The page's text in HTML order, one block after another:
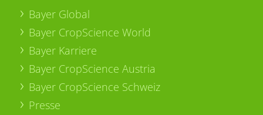
Bayer Global
Bayer CropScience World
Bayer Karriere
Bayer CropScience Austria
Bayer CropScience Schweiz
Presse